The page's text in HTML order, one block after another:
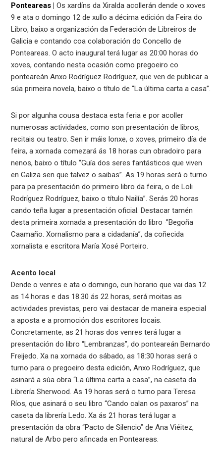
Ponteareas | Os xardíns da Xiralda acollerán dende o xoves
9 e ata o domingo 12 de xullo a décima edición da Feira do
Libro, baixo a organización da Federación de Libreiros de
Galicia e contando coa colaboración do Concello de
Ponteareas. O acto inaugural terá lugar as 20:00 horas do
xoves, contando nesta ocasión como pregoeiro co
ponteareán Anxo Rodríguez Rodríguez, que ven de publicar a
súa primeira novela, baixo o título de “La última carta a casa”.
Si por algunha cousa destaca esta feria e por acoller
numerosas actividades, como son presentación de libros,
recitais ou teatro. Sen ir máis lonxe, o xoves, primeiro día de
feira, a xornada comezará ás 18 horas cun obradoiro para
nenos, baixo o título “Guía dos seres fantásticos que viven
en Galiza sen que talvez o saibas”. As 19 horas será o turno
para pa presentación do primeiro libro da feira, o de Loli
Rodríguez Rodríguez, baixo o título Nailía”. Serás 20 horas
cando teña lugar a presentación oficial. Destacar tamén
desta primeira xornada a presentación do libro ·”Begoña
Caamaño. Xornalismo para a cidadanía”, da coñecida
xornalista e escritora María Xosé Porteiro.
Acento local
Dende o venres e ata o domingo, cun horario que vai das 12
as 14 horas e das 18.30 ás 22 horas, será moitas as
actividades previstas, pero vai destacar de maneira especial
a aposta e a promoción dos escritores locais.
Concretamente, as 21 horas dos venres terá lugar a
presentación do libro “Lembranzas”, do ponteareán Bernardo
Freijedo. Xa na xornada do sábado, as 18:30 horas será o
turno para o pregoeiro desta edición, Anxo Rodríguez, que
asinará a súa obra “La última carta a casa”, na caseta da
Librería Sherwood. As 19 horas será o turno para Teresa
Ríos, que asinará o seu libro “Cando calan os paxaros” na
caseta da librería Ledo. Xa ás 21 horas terá lugar a
presentación da obra “Pacto de Silencio” de Ana Viéitez,
natural de Arbo pero afincada en Ponteareas.